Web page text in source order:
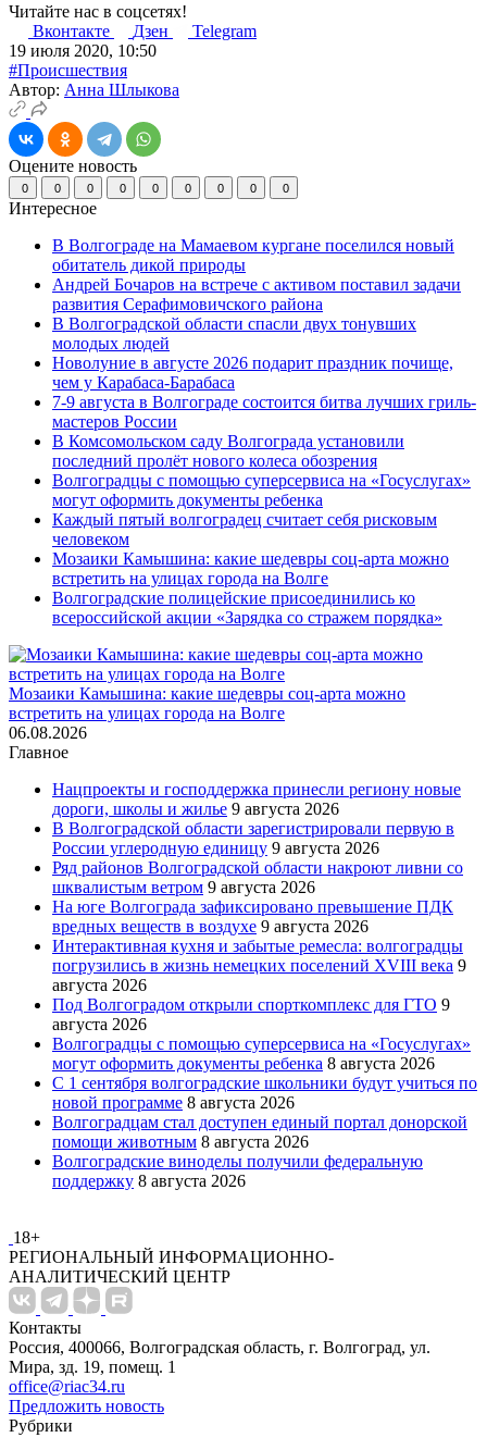
Читайте нас в соцсетях!
Вконтакте
Дзен
Telegram
19 июля 2020, 10:50
#Происшествия
Автор: Анна Шлыкова
Оцените новость
0 0 0 0 0 0 0 0 0
Интересное
В Волгограде на Мамаевом кургане поселился новый
обитатель дикой природы
Андрей Бочаров на встрече с активом поставил задачи
развития Серафимовичского района
В Волгоградской области спасли двух тонувших
молодых людей
Новолуние в августе 2026 подарит праздник почище,
чем у Карабаса-Барабаса
7-9 августа в Волгограде состоится битва лучших гриль-
мастеров России
В Комсомольском саду Волгограда установили
последний пролёт нового колеса обозрения
Волгоградцы с помощью суперсервиса на «Госуслугах»
могут оформить документы ребенка
Каждый пятый волгоградец считает себя рисковым
человеком
Мозаики Камышина: какие шедевры соц-арта можно
встретить на улицах города на Волге
Волгоградские полицейские присоединились ко
всероссийской акции «Зарядка со стражем порядка»
Мозаики Камышина: какие шедевры соц-арта можно
встретить на улицах города на Волге
06.08.2026
Главное
Нацпроекты и господдержка принесли региону новые
дороги, школы и жилье 9 августа 2026
В Волгоградской области зарегистрировали первую в
России углеродную единицу 9 августа 2026
Ряд районов Волгоградской области накроют ливни со
шквалистым ветром 9 августа 2026
На юге Волгограда зафиксировано превышение ПДК
вредных веществ в воздухе 9 августа 2026
Интерактивная кухня и забытые ремесла: волгоградцы
погрузились в жизнь немецких поселений XVIII века 9
августа 2026
Под Волгоградом открыли спорткомплекс для ГТО 9
августа 2026
Волгоградцы с помощью суперсервиса на «Госуслугах»
могут оформить документы ребенка 8 августа 2026
С 1 сентября волгоградские школьники будут учиться по
новой программе 8 августа 2026
Волгоградцам стал доступен единый портал донорской
помощи животным 8 августа 2026
Волгоградские виноделы получили федеральную
поддержку 8 августа 2026
18+
РЕГИОНАЛЬНЫЙ ИНФОРМАЦИОННО-
АНАЛИТИЧЕСКИЙ ЦЕНТР
Контакты
Россия, 400066, Волгоградская область, г. Волгоград, ул.
Мира, зд. 19, помещ. 1
office@riac34.ru
Предложить новость
Рубрики